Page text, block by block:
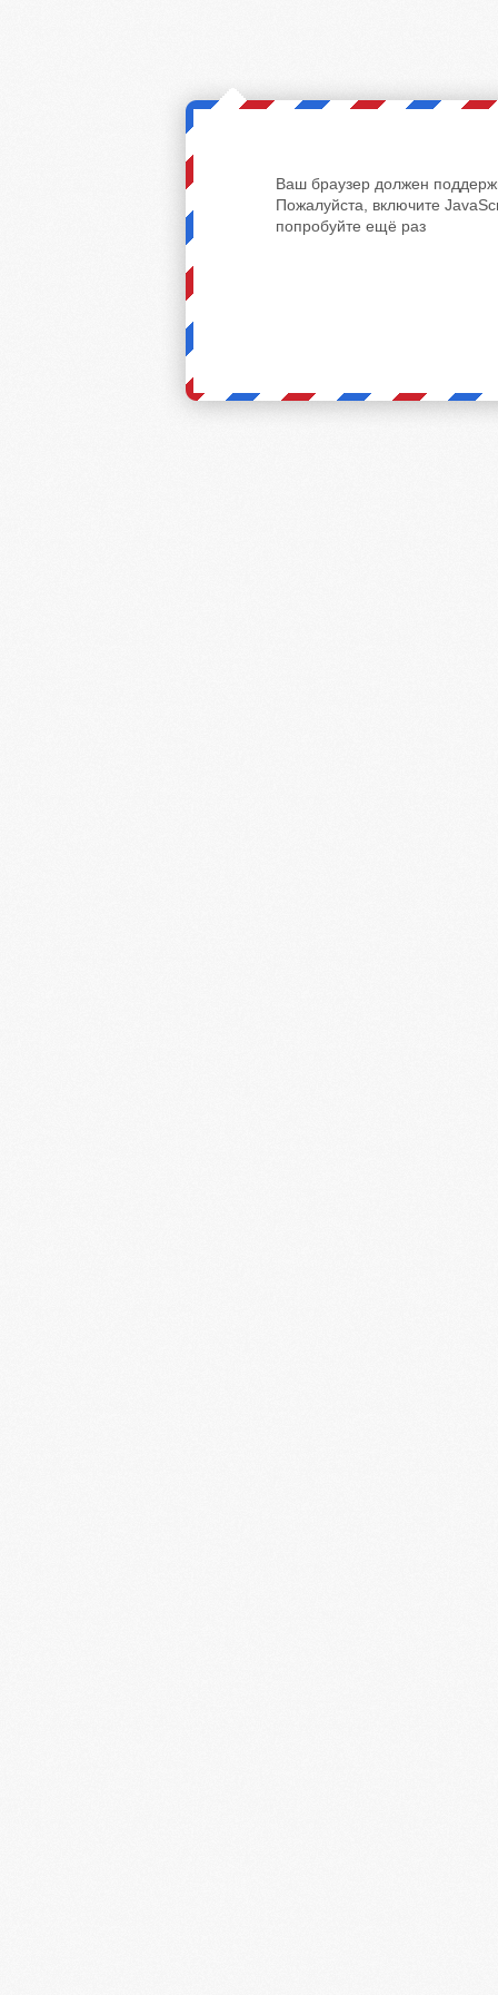
Ваш браузер должен
Пожалуйста, включите
попробуйте ещё раз